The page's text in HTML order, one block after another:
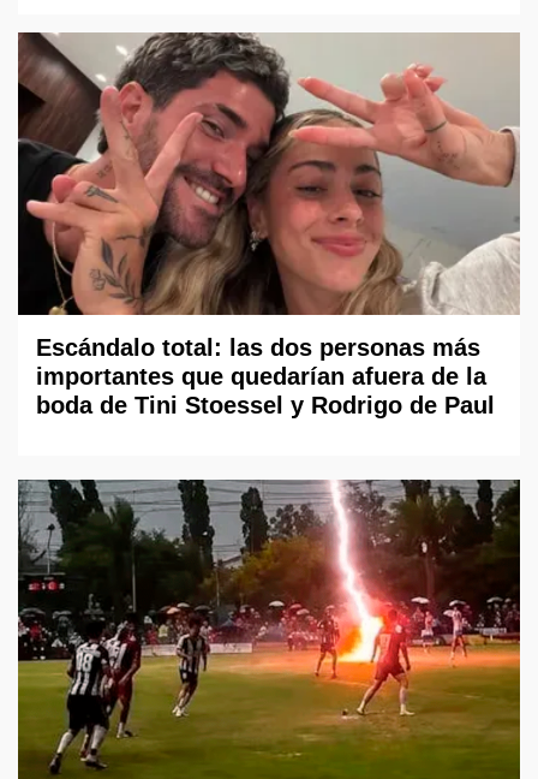
Escándalo total: las dos personas más
importantes que quedarían afuera de la
boda de Tini Stoessel y Rodrigo de Paul